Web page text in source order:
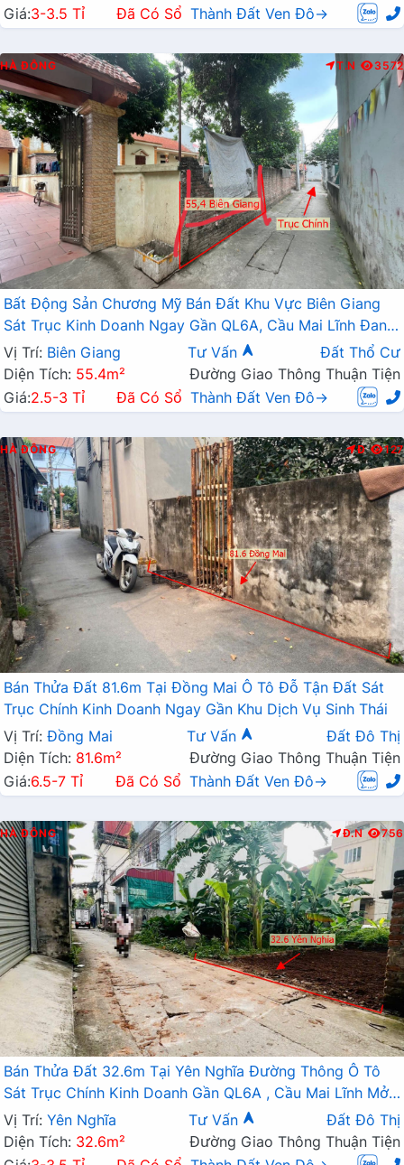
Giá:3-3.5 Tỉ Đã Có Sổ Thành Đất Ven Đô→
HÀ ĐÔNG T.N 3572
Bất Động Sản Chương Mỹ Bán Đất Khu Vực Biên Giang
Sát Trục Kinh Doanh Ngay Gần QL6A, Cầu Mai Lĩnh Đang
Mở Rộng
Vị Trí: Biên Giang Tư Vấn
Đất Thổ Cư
Diện Tích: 55.4m²
Đường Giao Thông Thuận Tiện
Giá:2.5-3 Tỉ Đã Có Sổ Thành Đất Ven Đô→
HÀ ĐÔNG Đ 127
Bán Thửa Đất 81.6m Tại Đồng Mai Ô Tô Đỗ Tận Đất Sát
Trục Chính Kinh Doanh Ngay Gần Khu Dịch Vụ Sinh Thái
Vị Trí: Đồng Mai Tư Vấn
Đất Đô Thị
Diện Tích: 81.6m²
Đường Giao Thông Thuận Tiện
Giá:6.5-7 Tỉ Đã Có Sổ Thành Đất Ven Đô→
HÀ ĐÔNG Đ.N 756
Bán Thửa Đất 32.6m Tại Yên Nghĩa Đường Thông Ô Tô
Sát Trục Chính Kinh Doanh Gần QL6A , Cầu Mai Lĩnh Mở
Rộng
Vị Trí: Yên Nghĩa Tư Vấn
Đất Đô Thị
Diện Tích: 32.6m²
Đường Giao Thông Thuận Tiện